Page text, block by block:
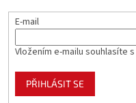
E-mail
Vložením e-mailu souhlasíte s
PŘIHLÁSIT SE